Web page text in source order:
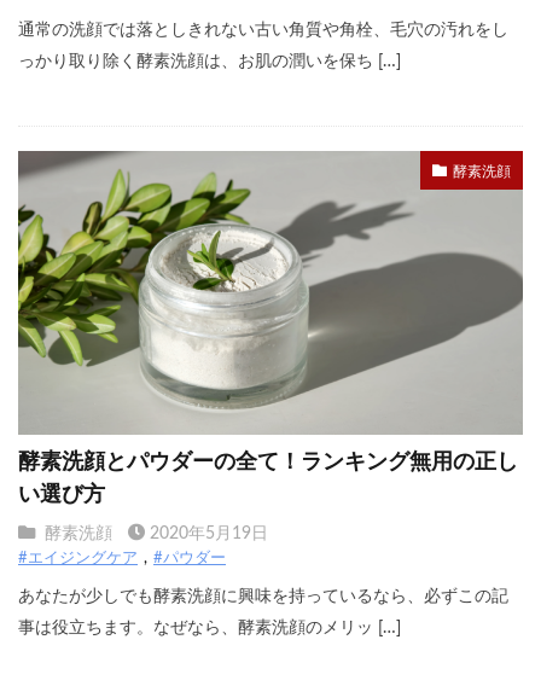
通常の洗顔では落としきれない古い角質や角栓、毛穴の汚れをし
っかり取り除く酵素洗顔は、お肌の潤いを保ち […]
酵素洗顔
酵素洗顔とパウダーの全て！ランキング無用の正し
い選び方
酵素洗顔 2020年5月19日
#エイジングケア #パウダー
あなたが少しでも酵素洗顔に興味を持っているなら、必ずこの記
事は役立ちます。なぜなら、酵素洗顔のメリッ […]